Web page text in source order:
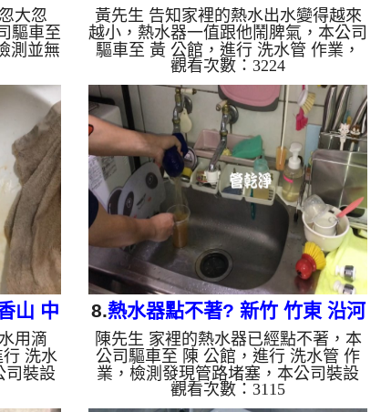
大忽
驅車至
測並無
清洗
約15
螺旋
水，
，熱水
。 如
鐵鏽跟
啡色，
成黑色
黑，有
銅的物
東 大同路 清洗水管
黃先生 告知家裡的熱水出水變得越來
越小，熱水器一值跟他鬧脾氣，本公司
驅車至 黃 公館，進行 洗水管 作業，
檢測並無發現，本公司裝設 高周波水
管清洗機，灌入 檸檬酸 至水管，等了
約15分，開啟 水管清洗機 ，啟動 螺旋
波 模式，一洗水管就流出黃色果汁，
越洗就越髒，兩個多小時後，熱水的水
量恢復，熱水器正常動作了。 如是自
來水，如水管老化，會產生鐵鏽跟泥沙
堆積，洗出來的水就會是咖啡色，地下
水含有氧化錳，管壁上會結成黑色管
垢，洗出來的水會跟石油一樣黑，有些
洗出綠色的水，是因為裡面有銅的物
質，生鏽產...
觀看次數：3224
山 中
用滴
洗水
司裝設
至水
8.熱水器點不著? 新竹 竹東 沿河
街 水管清洗
陳先生 家裡的熱水器已經點不著，本
公司驅車至 陳 公館，進行 洗水管 作
業，檢測發現管路堵塞，本公司裝設
高周波水管清洗機，灌入 檸檬酸 至水
觀看次數：3115